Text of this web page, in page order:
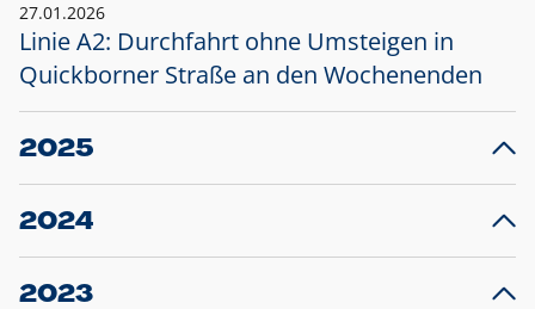
27.01.2026
Linie A2: Durchfahrt ohne Umsteigen in
Quickborner Straße an den Wochenenden
2025
23.12.2025
Projekt S5: Start der Bauarbeiten am
2024
10.12.2024
Großprojekt S5: Sperrung der Bahnstraße in
2023